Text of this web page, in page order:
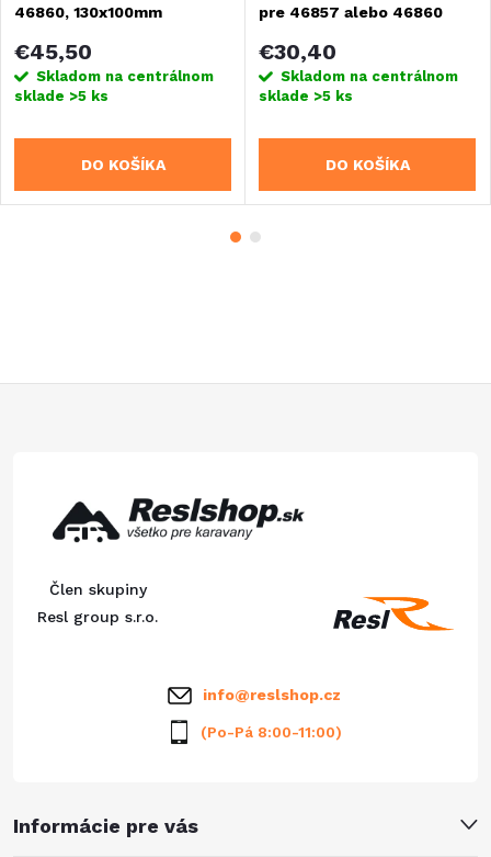
46860, 130x100mm
€45,50
Skladom na centrálnom
sklade >5 ks
DO KOŠÍKA
pre 46857 alebo 46860
€30,40
Skladom na centrálnom
sklade >5 ks
DO KOŠÍKA
Informácie pre vás
Člen skupiny
Resl group s.r.o.
info@reslshop.cz
(Po-Pá 8:00-11:00)